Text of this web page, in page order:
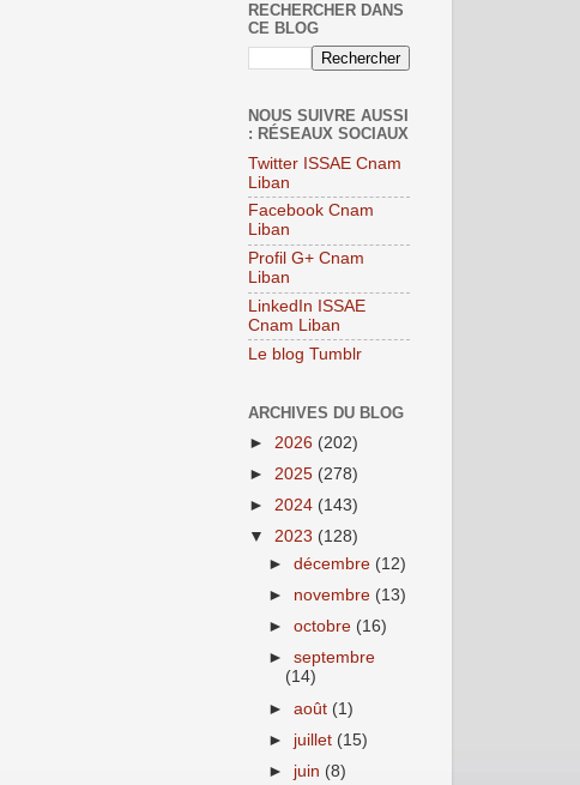
RECHERCHER DANS
CE BLOG
NOUS SUIVRE AUSSI
: RÉSEAUX SOCIAUX
Twitter ISSAE Cnam
Liban
Facebook Cnam
Liban
Profil G+ Cnam
Liban
LinkedIn ISSAE
Cnam Liban
Le blog Tumblr
ARCHIVES DU BLOG
► 2026 (202)
► 2025 (278)
► 2024 (143)
▼ 2023 (128)
►décembre (12)
► novembre (13)
►octobre (16)
►septembre
(14)
►août (1)
► juillet (15)
► juin (8)